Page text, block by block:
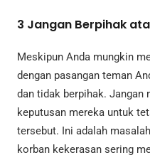
3 Jangan Berpihak
Meskipun Anda mungkin
dengan pasangan teman
dan tidak berpihak. Jangan
keputusan mereka untuk
tersebut. Ini adalah
korban kekerasan sering